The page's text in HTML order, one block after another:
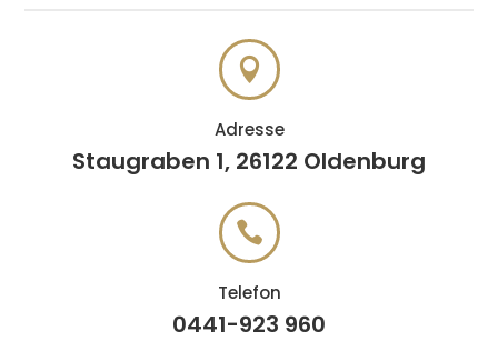

Adresse
Staugraben 1, 26122 Oldenburg

Telefon
0441-923 960